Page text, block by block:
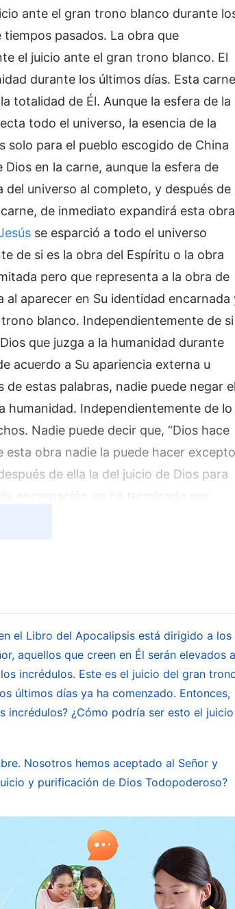
ante el gran trono blanco durante
pasados. La obra que
el juicio ante el gran trono blanco. El
durante los últimos días. Esta carne
totalidad de Él. Aunque la esfera de la
todo el universo, la esencia de la
solo para el pueblo escogido de China
en la carne, aunque la esfera de
universo al completo, y después de
de inmediato expandirá esta obra
se esparció a todo el universo
de si es la obra del Espíritu o la obra
pero que representa a la obra de
aparecer en Su identidad encarnada
blanco. Independientemente de si
que juzga a la humanidad durante
acuerdo a Su apariencia externa u
estas palabras, nadie puede negar
humanidad. Independientemente de lo
Nadie puede decir que, “Dios hace
esta obra nadie la puede hacer excepto
de ella la del juicio de Dios para
encarnación ya ha terminado por
de la obra de Dios. Porque el que es
está más necesitada de lasalvación
Dios
enseñar al hombre, para dejar la
y acciones. Estas palabras
cómo el hombre debe someterse a
normal, así como la sabiduría y el
sustancia del hombre y a su carácter
rechaza a Dios se expresan con
del hombre con unas pocas
diferentes de
corrientes, sino con la verdad
este tipo pueden llamarse juicio; solo
el Libro del Apocalipsis está dirigido a los
aquellos que creen en Él serán elevados
incrédulos. Este es el juicio del gran
últimos días ya ha comenzado. Entonces,
incrédulos? ¿Cómo podría ser esto el juicio
Nosotros hemos aceptado al Señor y
y purificación de Dios Todopoderoso?